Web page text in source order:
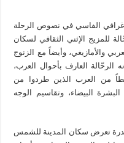
الفاسي في نصوص الرحلة
للمزيج الإثني الثقافي لسكان
والأمازيغي، وأيضاً مع الزنوج
الرحّالة العارف بأحوال العرب،
من العرب الذين طردوا من
البشرة البيضاء، وتقاسيم الوجه
ندرة تعرض سكان المدينة للشمس